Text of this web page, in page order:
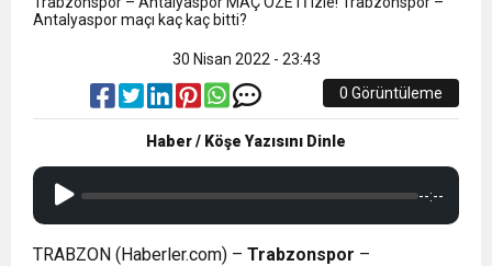
30 Nisan 2022 - 23:43
0 Görüntüleme
Haber / Köşe Yazısını Dinle
--:--
TRABZON (Haberler.com) – Trabzonspor –